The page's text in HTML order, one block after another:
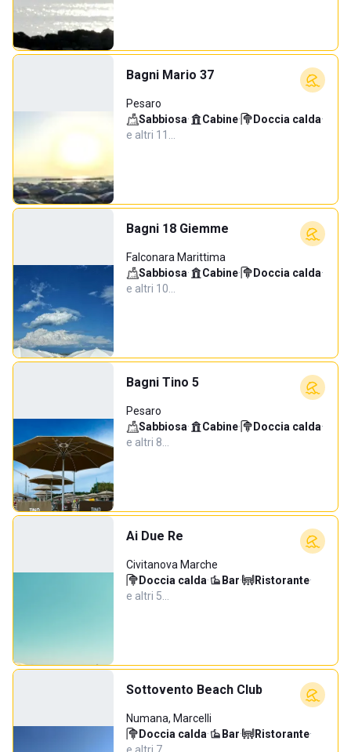
Bagni Mario 37
Pesaro
Sabbiosa· Cabine· Doccia calda·
e altri 11…
Bagni 18 Giemme
Falconara Marittima
Sabbiosa· Cabine· Doccia calda·
e altri 10…
Bagni Tino 5
Pesaro
Sabbiosa· Cabine· Doccia calda·
e altri 8…
Ai Due Re
Civitanova Marche
Doccia calda· Bar· Ristorante·
e altri 5…
Sottovento Beach Club
Numana, Marcelli
Doccia calda· Bar· Ristorante·